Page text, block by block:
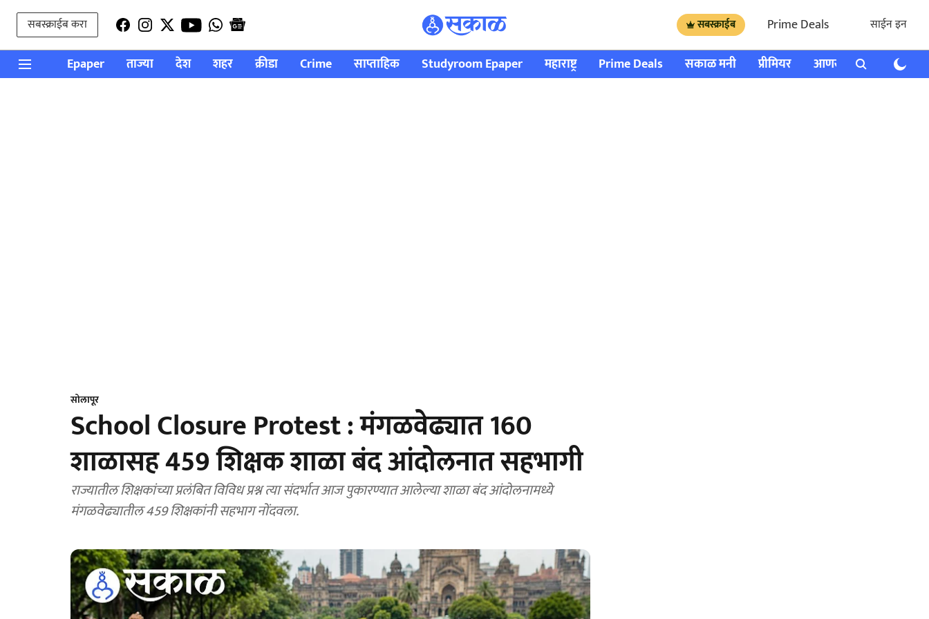
सबस्क्राईब करा सबस्क्राईब Prime Deals साईन इन
Epaper ताज्या देश शहर क्रीडा Crime साप्ताहिक Studyroom Epaper महाराष्ट्र Prime Deals सकाळ मनी प्रीमियर आणखी राशी भविष्य
सोलापूर
School Closure Protest : मंगळवेढ्यात 160
शाळासह 459 शिक्षक शाळा बंद आंदोलनात सहभागी
राज्यातील शिक्षकांच्या प्रलंबित विविध प्रश्न त्या संदर्भात आज पुकारण्यात आलेल्या शाळा बंद आंदोलनामध्ये
मंगळवेढ्यातील 459 शिक्षकांनी सहभाग नोंदवला.